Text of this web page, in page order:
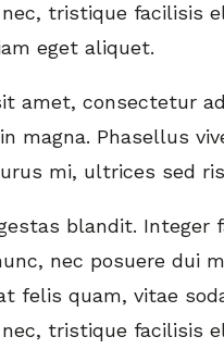
tristique facilisis
eget aliquet.
amet, consectetur
magna. Phasellus
mi, ultrices sed
blandit.
nec posuere dui
felis quam, vitae
tristique facilisis